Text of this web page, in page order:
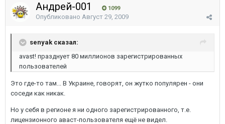
Андрей-001 1099
Опубликовано Август 29, 2009
senyak сказал:
avast! празднует 80 миллионов зарегистрированных
пользователей
Это где-то там... В Украине, говорят, он жутко популярен - они
соседи как никак.
Но у себя в регионе я ни одного зарегистрированного, т.е.
лицензионного аваст-пользователя ещё не видел.